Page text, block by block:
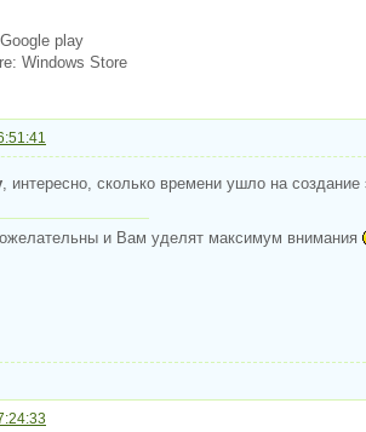
play
Windows Store
, интересно, сколько времени ушло на создание
и Вам уделят максимум внимания